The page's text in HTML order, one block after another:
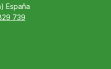
España
739